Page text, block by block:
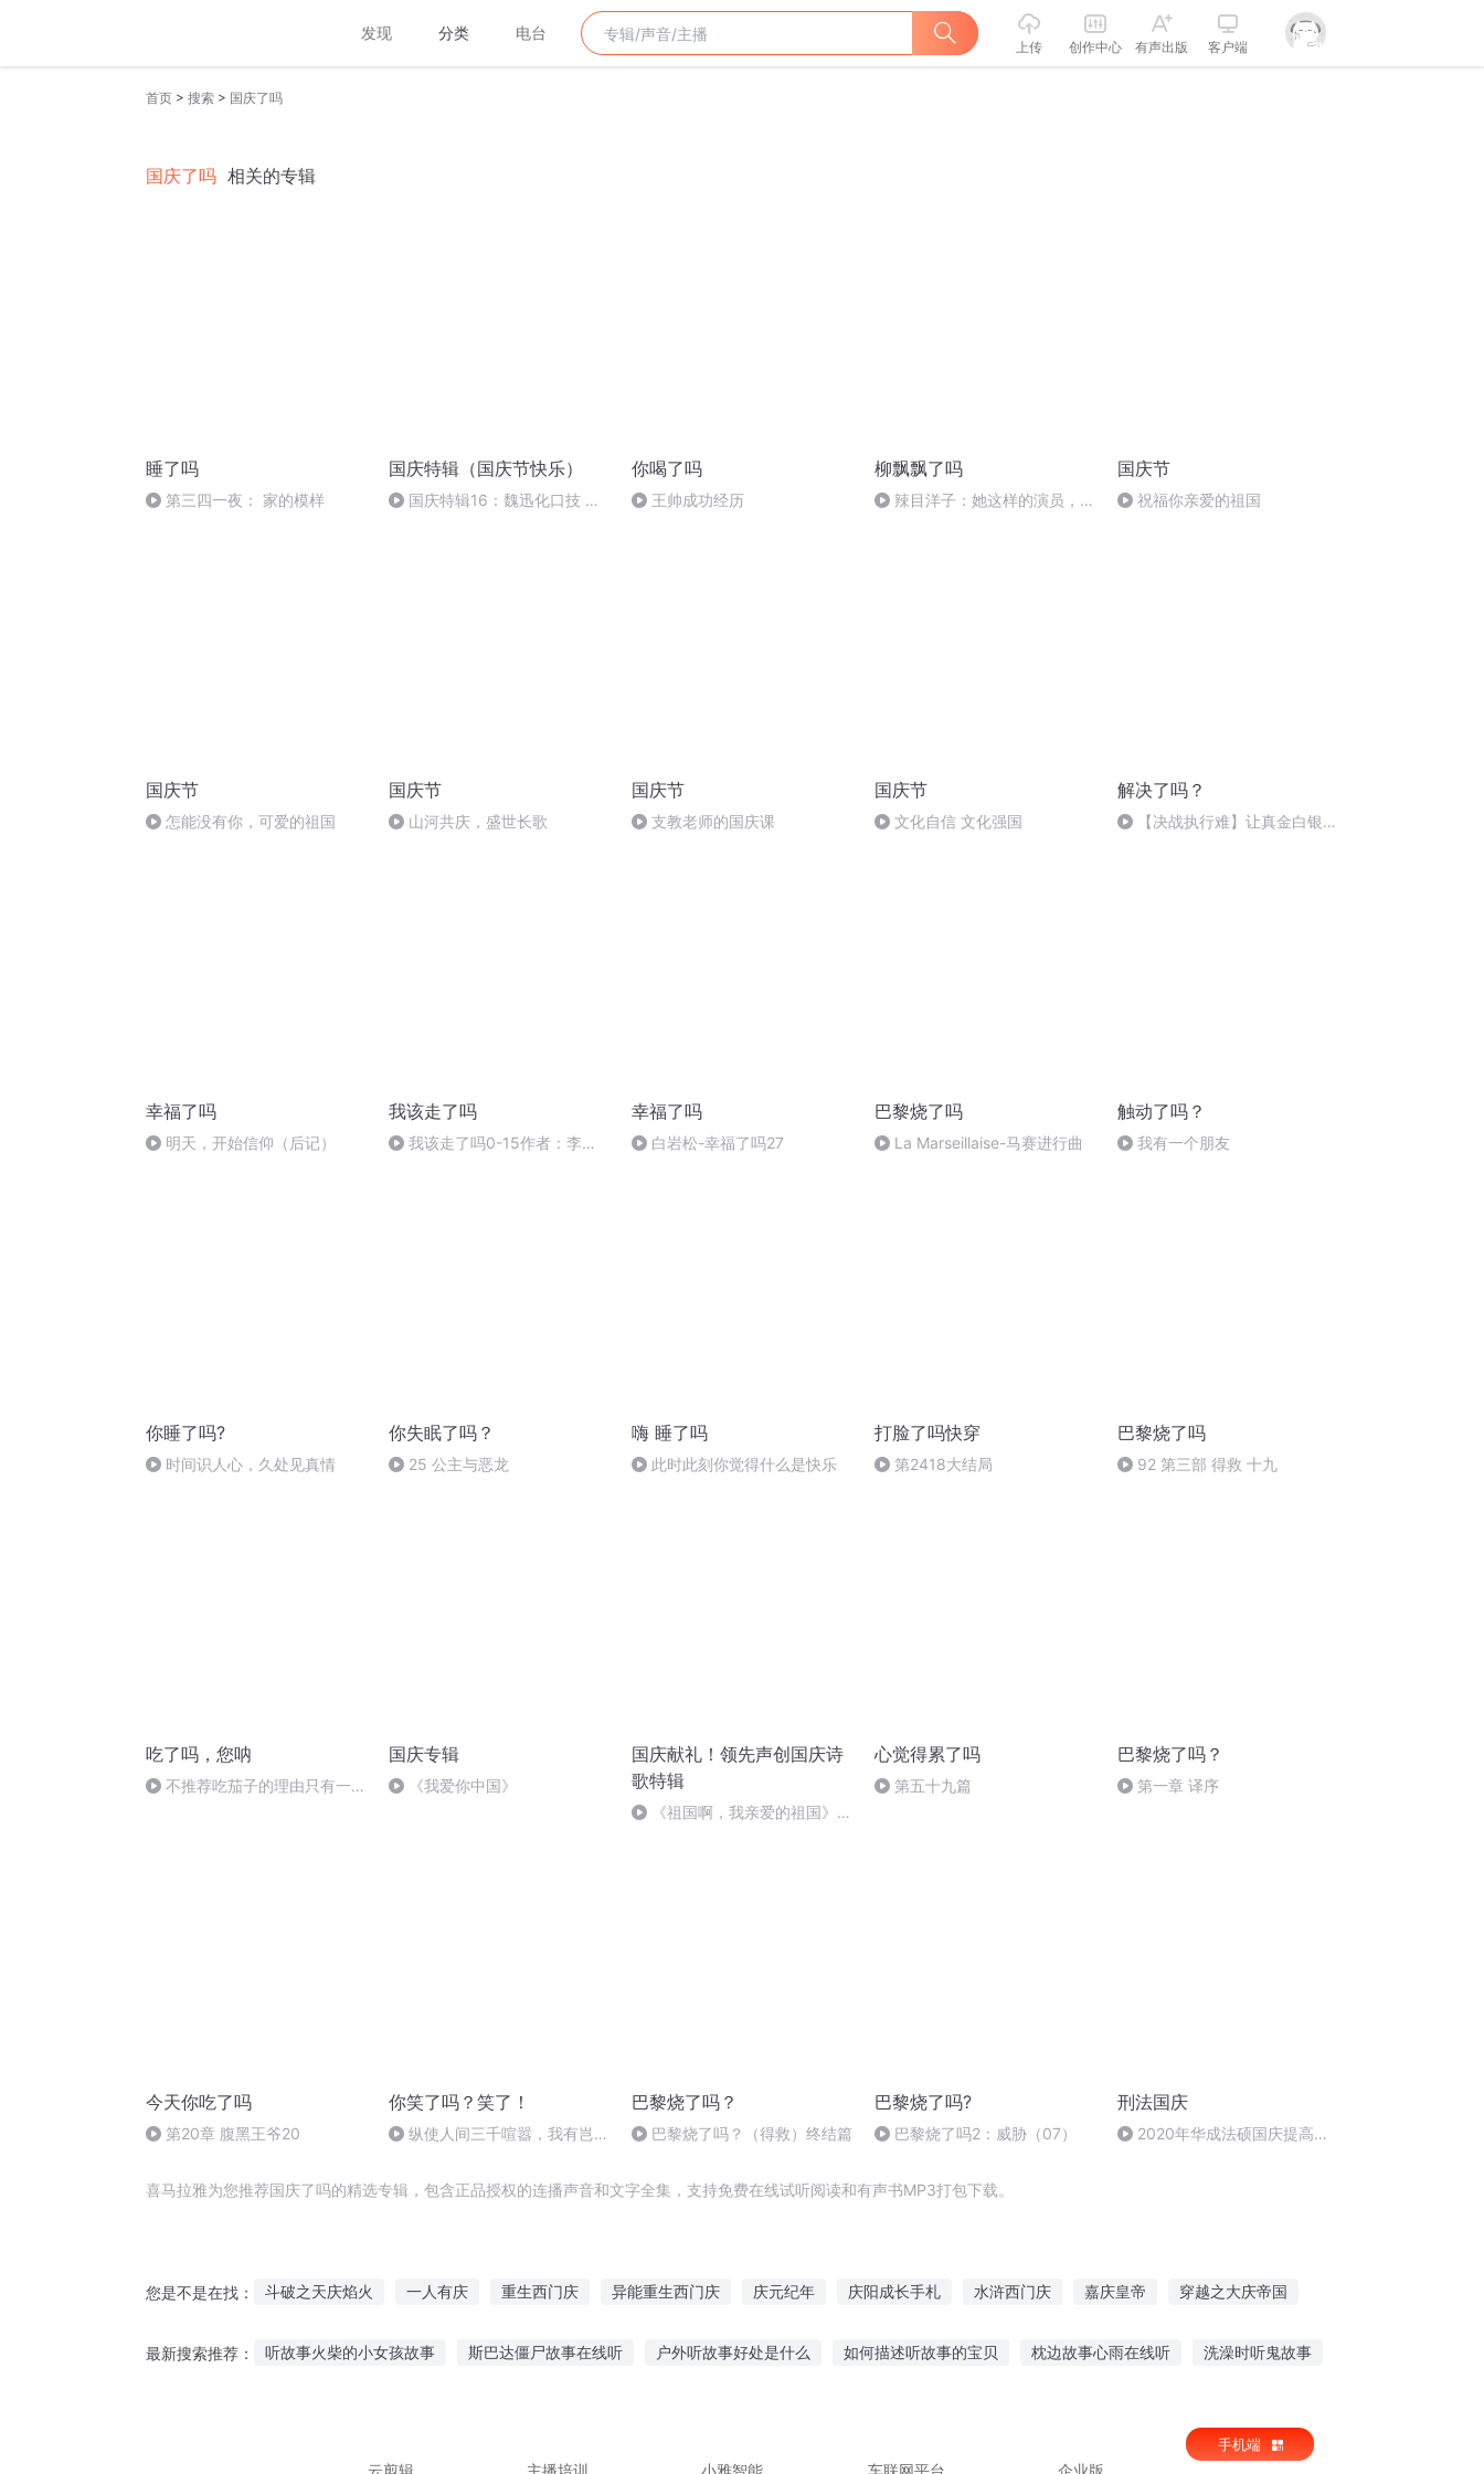
发现 分类 电台
上传 创作中心 有声出版 客户端
首页 > 搜索 > 国庆了吗
国庆了吗 相关的专辑
睡了吗
第三四一夜： 家的模样
国庆特辑（国庆节快乐）
国庆特辑16：魏迅化口技 二
你喝了吗
王帅成功经历
柳飘飘了吗
辣目洋子：她这样的演员，再
国庆节
祝福你亲爱的祖国
国庆节
怎能没有你，可爱的祖国
国庆节
山河共庆，盛世长歌
国庆节
支教老师的国庆课
国庆节
文化自信 文化强国
解决了吗？
【决战执行难】让真金白银回
幸福了吗
明天，开始信仰（后记）
我该走了吗
我该走了吗0-15作者：李翊
幸福了吗
白岩松-幸福了吗27
巴黎烧了吗
La Marseillaise-马赛进行曲
触动了吗？
我有一个朋友
你睡了吗?
时间识人心，久处见真情
你失眠了吗？
25 公主与恶龙
嗨 睡了吗
此时此刻你觉得什么是快乐
打脸了吗快穿
第2418大结局
巴黎烧了吗
92 第三部 得救 十九
吃了吗，您呐
不推荐吃茄子的理由只有一个
国庆专辑
《我爱你中国》
国庆献礼！领先声创国庆诗
歌特辑
《祖国啊，我亲爱的祖国》温
心觉得累了吗
第五十九篇
巴黎烧了吗？
第一章 译序
今天你吃了吗
第20章 腹黑王爷20
你笑了吗？笑了！
纵使人间三千喧嚣，我有岂敢
巴黎烧了吗？
巴黎烧了吗？（得救）终结篇
巴黎烧了吗?
巴黎烧了吗2：威胁（07）
刑法国庆
2020年华成法硕国庆提高班
喜马拉雅为您推荐国庆了吗的精选专辑，包含正品授权的连播声音和文字全集，支持免费在线试听阅读和有声书MP3打包下载。
您是不是在找： 斗破之天庆焰火 一人有庆 重生西门庆 异能重生西门庆 庆元纪年 庆阳成长手札 水浒西门庆 嘉庆皇帝 穿越之大庆帝国
最新搜索推荐： 听故事火柴的小女孩故事 斯巴达僵尸故事在线听 户外听故事好处是什么 如何描述听故事的宝贝 枕边故事心雨在线听 洗澡时听鬼故事
云剪辑
主播培训 小雅智能 车联网平台 企业版
手机端